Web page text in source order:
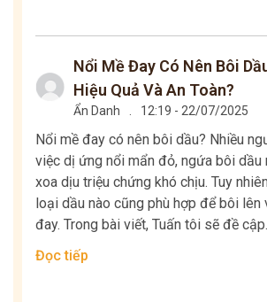
Nổi Mề Đay Có Nên Bôi
Hiệu Quả Và An Toàn?
Ẩn Danh 12:19 - 22/07/2025
Nổi mề đay có nên bôi dầu? Nhiều
việc dị ứng nổi mẩn đỏ, ngứa bôi dầu
xoa dịu triệu chứng khó chịu. Tuy
loại dầu nào cũng phù hợp để bôi lên
đay. Trong bài viết, Tuấn tôi sẽ đề
Đọc tiếp